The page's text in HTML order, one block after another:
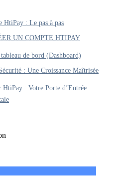
HtiPay : Le pas à pas
UN COMPTE HTIPAY
de bord (Dashboard)
: Une Croissance Maîtrisée
HtiPay : Votre Porte d’Entrée